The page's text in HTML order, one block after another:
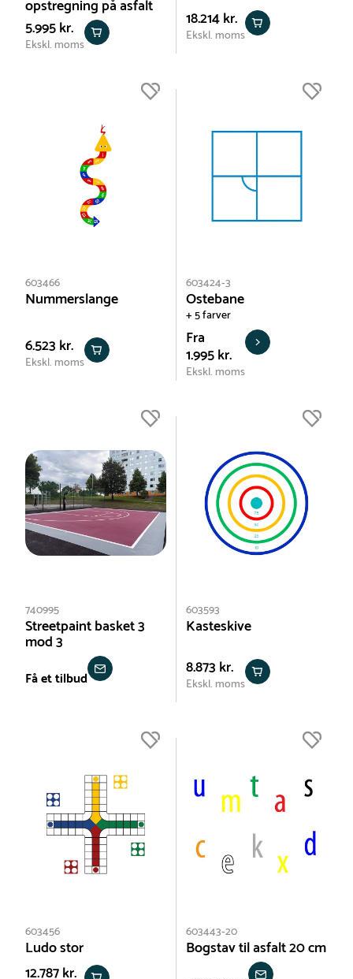
opstregning på asfalt
5.995 kr.
Ekskl. moms
18.214 kr.
Ekskl. moms
603466
Nummerslange
6.523 kr.
Ekskl. moms
603424-3
Ostebane
+ 5 farver
Fra
1.995 kr.
Ekskl. moms
740995
Streetpaint basket 3
mod 3
Få et tilbud
603593
Kasteskive
8.873 kr.
Ekskl. moms
603456
Ludo stor
12.787 kr.
603443-20
Bogstav til asfalt 20 cm